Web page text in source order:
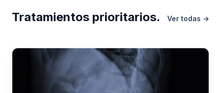
Tratamientos prioritarios. Ver todas →